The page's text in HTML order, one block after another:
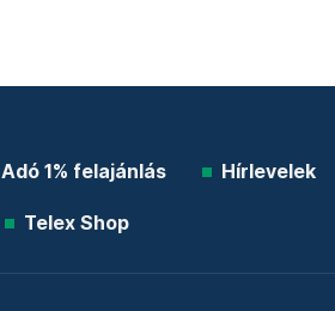
Adó 1% felajánlás Hírlevelek
Telex Shop